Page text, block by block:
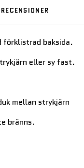
RECENSIONER
förklistrad baksida.
eller sy fast.
mellan strykjärn
bränns.